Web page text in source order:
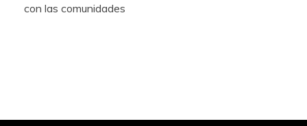
con las comunidades